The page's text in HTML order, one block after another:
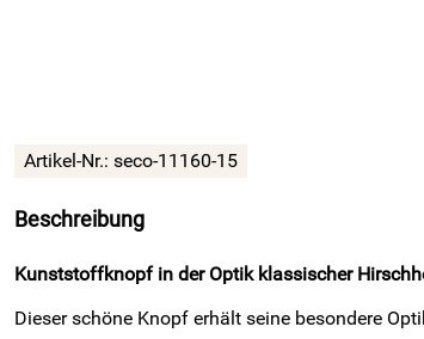
Artikel-Nr.: seco-11160-15
Beschreibung
Kunststoffknopf in der Optik klassischer
Dieser schöne Knopf erhält seine besondere